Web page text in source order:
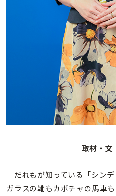
取材・
だれもが知っている「シン
ガラスの靴もカボチャの馬車